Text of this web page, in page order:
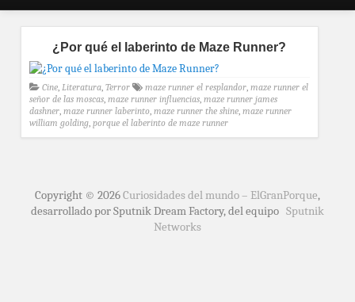
¿Por qué el laberinto de Maze Runner?
Cine, Literatura, Terror maze runner el resplandor, maze runner el
señor de las moscas, maze runner influencias, maze runner james
dashner, maze runner laberinto, maze runner the shine, maze runner
william golding, porque el laberinto de maze runner
Copyright © 2026Curiosidades del mundo – ElGranPorque,
desarrollado por Sputnik Dream Factory, del equipo Sputnik
Networks